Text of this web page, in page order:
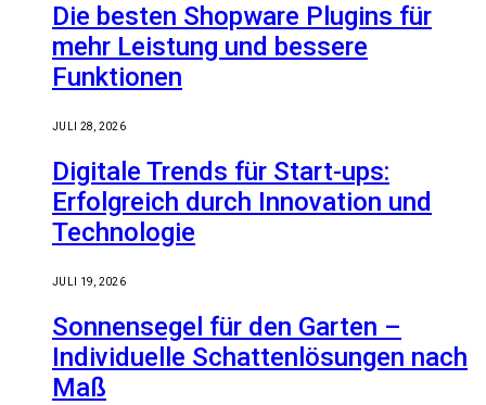
Die besten Shopware Plugins für
mehr Leistung und bessere
Funktionen
JULI 28, 2026
Digitale Trends für Start-ups:
Erfolgreich durch Innovation und
Technologie
JULI 19, 2026
Sonnensegel für den Garten –
Individuelle Schattenlösungen nach
Maß